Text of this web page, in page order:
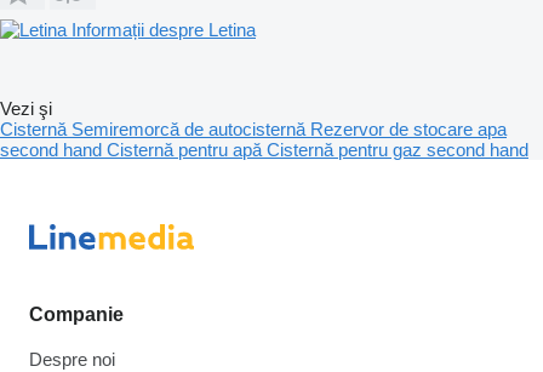
Informații despre Letina
Vezi şi
Cisternă Semiremorcă de autocisternă Rezervor de stocare apa
second hand Cisternă pentru apă Cisternă pentru gaz second hand
Companie
Despre noi